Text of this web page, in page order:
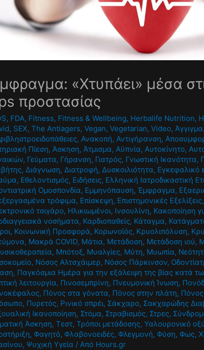
«Χτυπάει» μέσα
προστασίας
, FDA, Fitness, Fitness & Wellbeing, Herbalife Nutrition,
, SEX,The Antiagers,Vegan,Vegetarian,Video,Άγγιγμα
,Ανακοπή,Αντιγήρανση,
Πίεση,Άσκηση,Άτμισμα,Αϋπνία,Αυτοκίνητο,
, Γεύματα, Γήρανση, Γιατρός, Γνωστική Ικανότητα,
,Διάγνωση,Διατροφή,Δυσκοιλιότητα, Εγκεφαλικό
, Εθελοντισμός, Ειδήσεις, Ελληνική Ιατροδικαστική
Ομοσπονδία, Εμμηνόπαυση,Έμφραγμα,
τρόφιμα, Επίσκεψη, Επιστημονικές Εξελίξεις
τσιγάρο, Ηλικιωμένοι, Ινσουλίνη, Κακοποίηση
νοσήματα, Καρδιοπαθείς, Κάταγμα,
, Κοινωνική Προσφορά, Κορωνοϊός, Κρυολιπόλυση,
, Μακρά COVID, Μάτια, Μετάδοση, Μετάδοση ιού,
, Μπότοξ, Μυαλγίες, Μύτη, Μυωπία,
, Νόσος Αλτσχάιμερ, Νόσος Πάρκινσον,
, Παγκόσμια Ημέρα για την εξάλειψη της βίας κατά
λειτουργία, Πινοσεμπρίνη, Πνευμονική Ίνωση,
, Πόνος στα γόνατα, Πόνος στην πλάτη,
, Πυρετός, Ρινικό σπρέι, Σάκχαρο, Σακχαρώδης
Ικανοποίηση, Στόμα, Στραβισμός, Στρες,
Άσκηση,Τεστ,Τρόποι μετάδοσης,Υαλουρονικό
,Φαγητό,Φλαβονοειδές,Φλεγμονή,Φύση,Φως,
, Ψυχική Υγεία / Από Hours.gr